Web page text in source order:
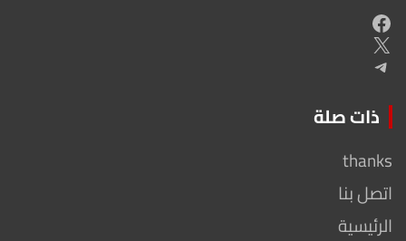
Facebook
X
Telegram
ذات صلة
thanks
اتصل بنا
الرئيسية